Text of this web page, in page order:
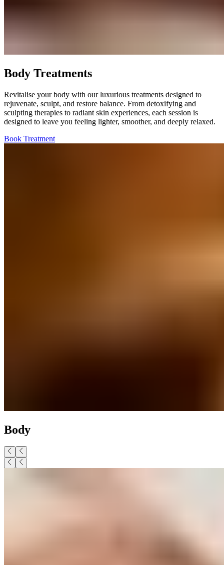
Body Treatments​​​​‌ ‍ ​‍​‍‌‍ ‌ ​‍‌‍‍‌‌‍‌ ‌‍‍‌‌‍ ‍​‍​‍​ ‍‍​‍​‍‌ ​ ‌‍​‌‌‍ ‍‌‍‍‌‌ ‌​‌ ‍‌​‍ ‍‌‍‍‌‌‍ ​‍​‍​‍ ​​‍​‍‌‍‍​‌ ​‍‌‍‌‌‌‍‌‍​‍​‍​ ‍‍​‍​‍‌‍‍​‌ ‌​‌ ‌​‌ ​​‌ ​ ​ ‍‍​‍ ​‍ ‌‍ ​​‍ ‌‌‍​‌‌‍ ‍‌‍‌​​‍ ‌‌ ​‍​‍ ‌‌‍‍​‌‍ ‌ ‌​‌‍‌‌‌‍ ​‌ ​ ​‍ ‌‌ ​ ‌ ‌​‌ ‌‌‌‍‌​‌‍‍‌‌‍ ​‍ ‍‌ ‌‍‌‍‌‌‌ ​‍‌‍​ ‌‍‌‌‌‍ ​​‍ ‍‌‍​‌‌ ​​‌ ​​​‍ ‌‍‍‌‌‍ ‍‌ ‌​‌‍‌‌‌‍ ‍‌ ‌​​‍ ‌‍‌‌‌‍‌​‌‍‍‌‌ ‌​​‍ ‌‍ ‌‌‍ ‌‍‌​‌‍‌‌​ ‌‌ ​​‌ ​‍‌‍‌‌‌ ​ ‌‍‌‌‌‍ ‍‌ ‌​‌‍​‌‌ ‌​‌‍‍‌‌‍ ‌‍ ‍​ ‍ ‌‍‍‌‌‍‌​​ ‌​ ​​​ ‌​​ ‌ ‌‍​‍​ ‌‍​ ​‍‌‍​‍​ ​‍​‍ ‌​ ​ ​ ​‍​ ‌‍​ ‌​​‍ ‌​ ‌​​ ​​​ ‍​‌‍‌​​‍ ‌‌‍​‍​ ‌ ‌‍​‍‌‍​ ​‍ ‌‌‍​ ​ ‌​‌‍​‌‌‍​‍‌‍‌‌​ ‌‌​ ‍‌​ ‌ ​ ‍‌​ ‍​‌‍‌‍​ ‍​​ ‍ ‌ ‌​‌ ‍‌‌ ​​‌‍‌‌​ ‌‌‍‍​‌‍ ‌ ‌​‌‍‌‌‌‍ ​‌‌​ ‌‍‍‌‌ ‌​‌‍‌‌‌‌​​‌‍​‌‌‍‌ ‌‍‌‌​ ‍ ‌ ​​‌‍​‌‌ ‌​‌‍‍​​ ‌‌ ​​‌‍​‌‌‍‌ ‌‍‌‌‌​​‍‌ ‌‌‌‍‍‌‌‍ ​‌‍‌​‌‍‌‌‌ ​‍​‍‌‌​ ‌‌‌​​‍‌‌ ‌‍‍ ‌‍‌‌‌ ‍‌​‍‌‌​ ​ ‌​‌​​‍‌‌​ ​ ‌​‌​​‍‌‌​ ​‍​ ​‍‌‍‌​​ ​​​ ​ ‌‍​ ​ ‌‌​ ​ ​ ‌ ‌‍‌‍​ ‌​​ ‌‌​ ‌ ​ ​‌​‍‌‌​ ​‍​ ​‍​‍‌‌​ ‌‌‌​‌​​‍ ‍‌‍‍​‌‍‌‌‌‍​‌‌‍‌​‌‍‍‌‌‍ ‍‌‍‌ ​ ‌‍​‍‌‍​‌‌ ​ ‌‍‌‌‌‌‌‌‌ ​‍‌‍ ​​ ‌‌‍‍​‌ ‌​‌ ‌​‌ ​​‌ ​ ​‍‌‌​ ​ ‌​​‌​‍‌‌​ ​‍‌​‌‍​‍‌‌​ ​‍‌​‌‍‌‍ ​​‍ ‌‌‍​‌‌‍ ‍‌‍‌​​‍ ‌‌ ​‍​‍ ‌‌‍‍​‌‍ ‌ ‌​‌‍‌‌‌‍ ​‌ ​ ​‍ ‌‌ ​ ‌ ‌​‌ ‌‌‌‍‌​‌‍‍‌‌‍ ​‍ ‍‌ ‌‍‌‍‌‌‌ ​‍‌‍​ ‌‍‌‌‌‍ ​​‍ ‍‌‍​‌‌ ​​‌ ​​​‍‌‍‌‍‍‌‌‍‌​​ ‌​ ​​​ ‌​​ ‌ ‌‍​‍​ ‌‍​ ​‍‌‍​‍​ ​‍​‍ ‌​ ​ ​ ​‍​ ‌‍​ ‌​​‍ ‌​ ‌​​ ​​​ ‍​‌‍‌​​‍ ‌‌‍​‍​ ‌ ‌‍​‍‌‍​ ​‍ ‌‌‍​ ​ ‌​‌‍​‌‌‍​‍‌‍‌‌​ ‌‌​ ‍‌​ ‌ ​ ‍‌​ ‍​‌‍‌‍​ ‍​​‍‌‍‌ ‌​‌ ‍‌‌ ​​‌‍‌‌​ ‌‌‍‍​‌‍ ‌ ‌​‌‍‌‌‌‍ ​‌‌​ ‌‍‍‌‌ ‌​‌‍‌‌‌‌​​‌‍​‌‌‍‌ ‌‍‌‌​‍‌‍‌ ​​‌‍​‌‌ ‌​‌‍‍​​ ‌‌ ​​‌‍​‌‌‍‌ ‌‍‌‌‌​​‍‌ ‌‌‌‍‍‌‌‍ ​‌‍‌​‌‍‌‌‌ ​‍​‍‌‌​ ‌‌‌​​‍‌‌ ‌‍‍ ‌‍‌‌‌ ‍‌​‍‌‌​ ​ ‌​‌​​‍‌‌​ ​ ‌​‌​​‍‌‌​ ​‍​ ​‍‌‍‌​​ ​​​ ​ ‌‍​ ​ ‌‌​ ​ ​ ‌ ‌‍‌‍​ ‌​​ ‌‌​ ‌ ​ ​‌​‍‌‌​ ​‍​ ​‍​‍‌‌​ ‌‌‌​‌​​‍ ‍‌‍‍​‌‍‌‌‌‍​‌‌‍‌​‌‍‍‌‌‍ ‍‌‍‌ ​‍‌‍‌ ​​‌‍‌‌‌ ​‍‌ ​ ‌ ​​‌‍‌‌‌‍​ ‌ ‌​‌‍‍‌‌ ‌‍‌‍‌‌​ ‌‌ ​​‌ ‌‌‌‍​‍‌‍ ​‌‍‍‌‌ ​ ‌‍‍​‌‍‌‌‌‍‌​​‍​‍‌ ‌
Revitalise your body with our luxurious treatments designed to
rejuvenate, sculpt, and restore balance. From detoxifying and
sculpting therapies to radiant skin experiences, each session is
designed to leave you feeling lighter, smoother, and deeply relaxed.​​​​‌ ‍ ​‍​‍‌‍ ‌ ​‍‌‍‍‌‌‍‌ ‌‍‍‌‌‍ ‍​‍​‍​ ‍‍​‍​‍‌ ​ ‌‍​‌‌‍ ‍‌‍‍‌‌ ‌​‌ ‍‌​‍ ‍‌‍‍‌‌‍ ​‍​‍​‍ ​​‍​‍‌‍‍​‌ ​‍‌‍‌‌‌‍‌‍​‍​‍​ ‍‍​‍​‍‌‍‍​‌ ‌​‌ ‌​‌ ​​‌ ​ ​ ‍‍​‍ ​‍ ‌‍ ​​‍ ‌‌‍​‌‌‍ ‍‌‍‌​​‍ ‌‌ ​‍​‍ ‌‌‍‍​‌‍ ‌ ‌​‌‍‌‌‌‍ ​‌ ​ ​‍ ‌‌ ​ ‌ ‌​‌ ‌‌‌‍‌​‌‍‍‌‌‍ ​‍ ‍‌ ‌‍‌‍‌‌‌ ​‍‌‍​ ‌‍‌‌‌‍ ​​‍ ‍‌‍​‌‌ ​​‌ ​​​‍ ‌‍‍‌‌‍ ‍‌ ‌​‌‍‌‌‌‍ ‍‌ ‌​​‍ ‌‍‌‌‌‍‌​‌‍‍‌‌ ‌​​‍ ‌‍ ‌‌‍ ‌‍‌​‌‍‌‌​ ‌‌ ​​‌ ​‍‌‍‌‌‌ ​ ‌‍‌‌‌‍ ‍‌ ‌​‌‍​‌‌ ‌​‌‍‍‌‌‍ ‌‍ ‍​ ‍ ‌‍‍‌‌‍‌​​ ‌​ ​​​ ‌​​ ‌ ‌‍​‍​ ‌‍​ ​‍‌‍​‍​ ​‍​‍ ‌​ ​ ​ ​‍​ ‌‍​ ‌​​‍ ‌​ ‌​​ ​​​ ‍​‌‍‌​​‍ ‌‌‍​‍​ ‌ ‌‍​‍‌‍​ ​‍ ‌‌‍​ ​ ‌​‌‍​‌‌‍​‍‌‍‌‌​ ‌‌​ ‍‌​ ‌ ​ ‍‌​ ‍​‌‍‌‍​ ‍​​ ‍ ‌ ‌​‌ ‍‌‌ ​​‌‍‌‌​ ‌‌‍‍​‌‍ ‌ ‌​‌‍‌‌‌‍ ​‌‌​ ‌‍‍‌‌ ‌​‌‍‌‌‌‌​​‌‍​‌‌‍‌ ‌‍‌‌​ ‍ ‌ ​​‌‍​‌‌ ‌​‌‍‍​​ ‌‌ ​​‌‍​‌‌‍‌ ‌‍‌‌‌​​‍‌ ‌‌‌‍‍‌‌‍ ​‌‍‌​‌‍‌‌‌ ​‍​‍‌‌​ ‌‌‌​​‍‌‌ ‌‍‍ ‌‍‌‌‌ ‍‌​‍‌‌​ ​ ‌​‌​​‍‌‌​ ​ ‌​‌​​‍‌‌​ ​‍​ ​‍‌‍‌​​ ​​​ ​ ‌‍​ ​ ‌‌​ ​ ​ ‌ ‌‍‌‍​ ‌​​ ‌‌​ ‌ ​ ​‌​‍‌‌​ ​‍​ ​‍​‍‌‌​ ‌‌‌​‌​​‍ ‍‌‍​‍‌‍ ‌‍‌​‌ ‍‌​ ‌‍​‍‌‍​‌‌ ​ ‌‍‌‌‌‌‌‌‌ ​‍‌‍ ​​ ‌‌‍‍​‌ ‌​‌ ‌​‌ ​​‌ ​ ​‍‌‌​ ​ ‌​​‌​‍‌‌​ ​‍‌​‌‍​‍‌‌​ ​‍‌​‌‍‌‍ ​​‍ ‌‌‍​‌‌‍ ‍‌‍‌​​‍ ‌‌ ​‍​‍ ‌‌‍‍​‌‍ ‌ ‌​‌‍‌‌‌‍ ​‌ ​ ​‍ ‌‌ ​ ‌ ‌​‌ ‌‌‌‍‌​‌‍‍‌‌‍ ​‍ ‍‌ ‌‍‌‍‌‌‌ ​‍‌‍​ ‌‍‌‌‌‍ ​​‍ ‍‌‍​‌‌ ​​‌ ​​​‍‌‍‌‍‍‌‌‍‌​​ ‌​ ​​​ ‌​​ ‌ ‌‍​‍​ ‌‍​ ​‍‌‍​‍​ ​‍​‍ ‌​ ​ ​ ​‍​ ‌‍​ ‌​​‍ ‌​ ‌​​ ​​​ ‍​‌‍‌​​‍ ‌‌‍​‍​ ‌ ‌‍​‍‌‍​ ​‍ ‌‌‍​ ​ ‌​‌‍​‌‌‍​‍‌‍‌‌​ ‌‌​ ‍‌​ ‌ ​ ‍‌​ ‍​‌‍‌‍​ ‍​​‍‌‍‌ ‌​‌ ‍‌‌ ​​‌‍‌‌​ ‌‌‍‍​‌‍ ‌ ‌​‌‍‌‌‌‍ ​‌‌​ ‌‍‍‌‌ ‌​‌‍‌‌‌‌​​‌‍​‌‌‍‌ ‌‍‌‌​‍‌‍‌ ​​‌‍​‌‌ ‌​‌‍‍​​ ‌‌ ​​‌‍​‌‌‍‌ ‌‍‌‌‌​​‍‌ ‌‌‌‍‍‌‌‍ ​‌‍‌​‌‍‌‌‌ ​‍​‍‌‌​ ‌‌‌​​‍‌‌ ‌‍‍ ‌‍‌‌‌ ‍‌​‍‌‌​ ​ ‌​‌​​‍‌‌​ ​ ‌​‌​​‍‌‌​ ​‍​ ​‍‌‍‌​​ ​​​ ​ ‌‍​ ​ ‌‌​ ​ ​ ‌ ‌‍‌‍​ ‌​​ ‌‌​ ‌ ​ ​‌​‍‌‌​ ​‍​ ​‍​‍‌‌​ ‌‌‌​‌​​‍ ‍‌‍​‍‌‍ ‌‍‌​‌ ‍‌​‍‌‍‌ ​​‌‍‌‌‌ ​‍‌ ​ ‌ ​​‌‍‌‌‌‍​ ‌ ‌​‌‍‍‌‌ ‌‍‌‍‌‌​ ‌‌ ​​‌ ‌‌‌‍​‍‌‍ ​‌‍‍‌‌ ​ ‌‍‍​‌‍‌‌‌‍‌​​‍​‍‌ ‌
Book Treatment​​​​‌ ‍ ​‍​‍‌‍ ‌ ​‍‌‍‍‌‌‍‌ ‌‍‍‌‌‍ ‍​‍​‍​ ‍‍​‍​‍‌ ​ ‌‍​‌‌‍ ‍‌‍‍‌‌ ‌​‌ ‍‌​‍ ‍‌‍‍‌‌‍ ​‍​‍​‍ ​​‍​‍‌‍‍​‌ ​‍‌‍‌‌‌‍‌‍​‍​‍​ ‍‍​‍​‍‌‍‍​‌ ‌​‌ ‌​‌ ​​‌ ​ ​ ‍‍​‍ ​‍ ‌‍ ​​‍ ‌‌‍​‌‌‍ ‍‌‍‌​​‍ ‌‌ ​‍​‍ ‌‌‍‍​‌‍ ‌ ‌​‌‍‌‌‌‍ ​‌ ​ ​‍ ‌‌ ​ ‌ ‌​‌ ‌‌‌‍‌​‌‍‍‌‌‍ ​‍ ‍‌ ‌‍‌‍‌‌‌ ​‍‌‍​ ‌‍‌‌‌‍ ​​‍ ‍‌‍​‌‌ ​​‌ ​​​‍ ‌‍‍‌‌‍ ‍‌ ‌​‌‍‌‌‌‍ ‍‌ ‌​​‍ ‌‍‌‌‌‍‌​‌‍‍‌‌ ‌​​‍ ‌‍ ‌‌‍ ‌‍‌​‌‍‌‌​ ‌‌ ​​‌ ​‍‌‍‌‌‌ ​ ‌‍‌‌‌‍ ‍‌ ‌​‌‍​‌‌ ‌​‌‍‍‌‌‍ ‌‍ ‍​ ‍ ‌‍‍‌‌‍‌​​ ‌​ ​​​ ‌​​ ‌ ‌‍​‍​ ‌‍​ ​‍‌‍​‍​ ​‍​‍ ‌​ ​ ​ ​‍​ ‌‍​ ‌​​‍ ‌​ ‌​​ ​​​ ‍​‌‍‌​​‍ ‌‌‍​‍​ ‌ ‌‍​‍‌‍​ ​‍ ‌‌‍​ ​ ‌​‌‍​‌‌‍​‍‌‍‌‌​ ‌‌​ ‍‌​ ‌ ​ ‍‌​ ‍​‌‍‌‍​ ‍​​ ‍ ‌ ‌​‌ ‍‌‌ ​​‌‍‌‌​ ‌‌‍‍​‌‍ ‌ ‌​‌‍‌‌‌‍ ​‌‌​ ‌‍‍‌‌ ‌​‌‍‌‌‌‌​​‌‍​‌‌‍‌ ‌‍‌‌​ ‍ ‌ ​​‌‍​‌‌ ‌​‌‍‍​​ ‌‌ ​​‌‍​‌‌‍‌ ‌‍‌‌‌​​‍‌ ‌‌‌‍‍‌‌‍ ​‌‍‌​‌‍‌‌‌ ​‍​‍‌‌​ ‌‌‌​​‍‌‌ ‌‍‍ ‌‍‌‌‌ ‍‌​‍‌‌​ ​ ‌​‌​​‍‌‌​ ​ ‌​‌​​‍‌‌​ ​‍​ ​‍‌‍‌​​ ​​​ ​ ‌‍​ ​ ‌‌​ ​ ​ ‌ ‌‍‌‍​ ‌​​ ‌‌​ ‌ ​ ​‌​‍‌‌​ ​‍​ ​‍​‍‌‌​ ‌‌‌​‌​​‍ ‍‌ ​​‌ ​‍‌‍‍‌‌‍ ‌‌‍​‌‌ ​‍‌ ‍‌‌​​ ‌ ‌​‌‍​‌​‍ ‍‌‍ ​‌‍​‌‌‍​‍‌‍‌‌‌‍ ​​ ‌‍​‍‌‍​‌‌ ​ ‌‍‌‌‌‌‌‌‌ ​‍‌‍ ​​ ‌‌‍‍​‌ ‌​‌ ‌​‌ ​​‌ ​ ​‍‌‌​ ​ ‌​​‌​‍‌‌​ ​‍‌​‌‍​‍‌‌​ ​‍‌​‌‍‌‍ ​​‍ ‌‌‍​‌‌‍ ‍‌‍‌​​‍ ‌‌ ​‍​‍ ‌‌‍‍​‌‍ ‌ ‌​‌‍‌‌‌‍ ​‌ ​ ​‍ ‌‌ ​ ‌ ‌​‌ ‌‌‌‍‌​‌‍‍‌‌‍ ​‍ ‍‌ ‌‍‌‍‌‌‌ ​‍‌‍​ ‌‍‌‌‌‍ ​​‍ ‍‌‍​‌‌ ​​‌ ​​​‍‌‍‌‍‍‌‌‍‌​​ ‌​ ​​​ ‌​​ ‌ ‌‍​‍​ ‌‍​ ​‍‌‍​‍​ ​‍​‍ ‌​ ​ ​ ​‍​ ‌‍​ ‌​​‍ ‌​ ‌​​ ​​​ ‍​‌‍‌​​‍ ‌‌‍​‍​ ‌ ‌‍​‍‌‍​ ​‍ ‌‌‍​ ​ ‌​‌‍​‌‌‍​‍‌‍‌‌​ ‌‌​ ‍‌​ ‌ ​ ‍‌​ ‍​‌‍‌‍​ ‍​​‍‌‍‌ ‌​‌ ‍‌‌ ​​‌‍‌‌​ ‌‌‍‍​‌‍ ‌ ‌​‌‍‌‌‌‍ ​‌‌​ ‌‍‍‌‌ ‌​‌‍‌‌‌‌​​‌‍​‌‌‍‌ ‌‍‌‌​‍‌‍‌ ​​‌‍​‌‌ ‌​‌‍‍​​ ‌‌ ​​‌‍​‌‌‍‌ ‌‍‌‌‌​​‍‌ ‌‌‌‍‍‌‌‍ ​‌‍‌​‌‍‌‌‌ ​‍​‍‌‌​ ‌‌‌​​‍‌‌ ‌‍‍ ‌‍‌‌‌ ‍‌​‍‌‌​ ​ ‌​‌​​‍‌‌​ ​ ‌​‌​​‍‌‌​ ​‍​ ​‍‌‍‌​​ ​​​ ​ ‌‍​ ​ ‌‌​ ​ ​ ‌ ‌‍‌‍​ ‌​​ ‌‌​ ‌ ​ ​‌​‍‌‌​ ​‍​ ​‍​‍‌‌​ ‌‌‌​‌​​‍ ‍‌ ​​‌ ​‍‌‍‍‌‌‍ ‌‌‍​‌‌ ​‍‌ ‍‌‌​​ ‌ ‌​‌‍​‌​‍ ‍‌‍ ​‌‍​‌‌‍​‍‌‍‌‌‌‍ ​​‍‌‍‌ ​​‌‍‌‌‌ ​‍‌ ​ ‌ ​​‌‍‌‌‌‍​ ‌ ‌​‌‍‍‌‌ ‌‍‌‍‌‌​ ‌‌ ​​‌ ‌‌‌‍​‍‌‍ ​‌‍‍‌‌ ​ ‌‍‍​‌‍‌‌‌‍‌​​‍​‍‌ ‌
Body​​​​‌ ‍ ​‍​‍‌‍ ‌ ​‍‌‍‍‌‌‍‌ ‌‍‍‌‌‍ ‍​‍​‍​ ‍‍​‍​‍‌ ​ ‌‍​‌‌‍ ‍‌‍‍‌‌ ‌​‌ ‍‌​‍ ‍‌‍‍‌‌‍ ​‍​‍​‍ ​​‍​‍‌‍‍​‌ ​‍‌‍‌‌‌‍‌‍​‍​‍​ ‍‍​‍​‍‌‍‍​‌ ‌​‌ ‌​‌ ​​‌ ​ ​ ‍‍​‍ ​‍ ‌‍ ​​‍ ‌‌‍​‌‌‍ ‍‌‍‌​​‍ ‌‌ ​‍​‍ ‌‌‍‍​‌‍ ‌ ‌​‌‍‌‌‌‍ ​‌ ​ ​‍ ‌‌ ​ ‌ ‌​‌ ‌‌‌‍‌​‌‍‍‌‌‍ ​‍ ‍‌ ‌‍‌‍‌‌‌ ​‍‌‍​ ‌‍‌‌‌‍ ​​‍ ‍‌‍​‌‌ ​​‌ ​​​‍ ‌‍‍‌‌‍ ‍‌ ‌​‌‍‌‌‌‍ ‍‌ ‌​​‍ ‌‍‌‌‌‍‌​‌‍‍‌‌ ‌​​‍ ‌‍ ‌‌‍ ‌‍‌​‌‍‌‌​ ‌‌ ​​‌ ​‍‌‍‌‌‌ ​ ‌‍‌‌‌‍ ‍‌ ‌​‌‍​‌‌ ‌​‌‍‍‌‌‍ ‌‍ ‍​ ‍ ‌‍‍‌‌‍‌​​ ‌​ ​​​ ‌​​ ‌ ‌‍​‍​ ‌‍​ ​‍‌‍​‍​ ​‍​‍ ‌​ ​ ​ ​‍​ ‌‍​ ‌​​‍ ‌​ ‌​​ ​​​ ‍​‌‍‌​​‍ ‌‌‍​‍​ ‌ ‌‍​‍‌‍​ ​‍ ‌‌‍​ ​ ‌​‌‍​‌‌‍​‍‌‍‌‌​ ‌‌​ ‍‌​ ‌ ​ ‍‌​ ‍​‌‍‌‍​ ‍​​ ‍ ‌ ‌​‌ ‍‌‌ ​​‌‍‌‌​ ‌‌‍‍​‌‍ ‌ ‌​‌‍‌‌‌‍ ​‌‌​ ‌‍‍‌‌ ‌​‌‍‌‌‌‌​​‌‍​‌‌‍‌ ‌‍‌‌​ ‍ ‌ ​​‌‍​‌‌ ‌​‌‍‍​​ ‌‌ ​​‌‍​‌‌‍‌ ‌‍‌‌‌​​‍‌ ‌‌‌‍‍‌‌‍ ​‌‍‌​‌‍‌‌‌ ​‍​‍‌‌​ ‌‌‌​​‍‌‌ ‌‍‍ ‌‍‌‌‌ ‍‌​‍‌‌​ ​ ‌​‌​​‍‌‌​ ​ ‌​‌​​‍‌‌​ ​‍​ ​‍​ ​‍‌‍​‍​ ‌‌‌‍​‍​ ​‍​ ​‌‌‍​‍​ ​ ​ ​​‌‍​ ​ ​ ‌‍‌​​‍‌‌​ ​‍​ ​‍​‍‌‌​ ‌‌‌​‌​​‍ ‍‌‍‍​‌‍‌‌‌‍​‌‌‍‌​‌‍‍‌‌‍ ‍‌‍‌ ​ ‌‍​‍‌‍​‌‌ ​ ‌‍‌‌‌‌‌‌‌ ​‍‌‍ ​​ ‌‌‍‍​‌ ‌​‌ ‌​‌ ​​‌ ​ ​‍‌‌​ ​ ‌​​‌​‍‌‌​ ​‍‌​‌‍​‍‌‌​ ​‍‌​‌‍‌‍ ​​‍ ‌‌‍​‌‌‍ ‍‌‍‌​​‍ ‌‌ ​‍​‍ ‌‌‍‍​‌‍ ‌ ‌​‌‍‌‌‌‍ ​‌ ​ ​‍ ‌‌ ​ ‌ ‌​‌ ‌‌‌‍‌​‌‍‍‌‌‍ ​‍ ‍‌ ‌‍‌‍‌‌‌ ​‍‌‍​ ‌‍‌‌‌‍ ​​‍ ‍‌‍​‌‌ ​​‌ ​​​‍‌‍‌‍‍‌‌‍‌​​ ‌​ ​​​ ‌​​ ‌ ‌‍​‍​ ‌‍​ ​‍‌‍​‍​ ​‍​‍ ‌​ ​ ​ ​‍​ ‌‍​ ‌​​‍ ‌​ ‌​​ ​​​ ‍​‌‍‌​​‍ ‌‌‍​‍​ ‌ ‌‍​‍‌‍​ ​‍ ‌‌‍​ ​ ‌​‌‍​‌‌‍​‍‌‍‌‌​ ‌‌​ ‍‌​ ‌ ​ ‍‌​ ‍​‌‍‌‍​ ‍​​‍‌‍‌ ‌​‌ ‍‌‌ ​​‌‍‌‌​ ‌‌‍‍​‌‍ ‌ ‌​‌‍‌‌‌‍ ​‌‌​ ‌‍‍‌‌ ‌​‌‍‌‌‌‌​​‌‍​‌‌‍‌ ‌‍‌‌​‍‌‍‌ ​​‌‍​‌‌ ‌​‌‍‍​​ ‌‌ ​​‌‍​‌‌‍‌ ‌‍‌‌‌​​‍‌ ‌‌‌‍‍‌‌‍ ​‌‍‌​‌‍‌‌‌ ​‍​‍‌‌​ ‌‌‌​​‍‌‌ ‌‍‍ ‌‍‌‌‌ ‍‌​‍‌‌​ ​ ‌​‌​​‍‌‌​ ​ ‌​‌​​‍‌‌​ ​‍​ ​‍​ ​‍‌‍​‍​ ‌‌‌‍​‍​ ​‍​ ​‌‌‍​‍​ ​ ​ ​​‌‍​ ​ ​ ‌‍‌​​‍‌‌​ ​‍​ ​‍​‍‌‌​ ‌‌‌​‌​​‍ ‍‌‍‍​‌‍‌‌‌‍​‌‌‍‌​‌‍‍‌‌‍ ‍‌‍‌ ​‍‌‍‌ ​​‌‍‌‌‌ ​‍‌ ​ ‌ ​​‌‍‌‌‌‍​ ‌ ‌​‌‍‍‌‌ ‌‍‌‍‌‌​ ‌‌ ​​‌ ‌‌‌‍​‍‌‍ ​‌‍‍‌‌ ​ ‌‍‍​‌‍‌‌‌‍‌​​‍​‍‌ ‌